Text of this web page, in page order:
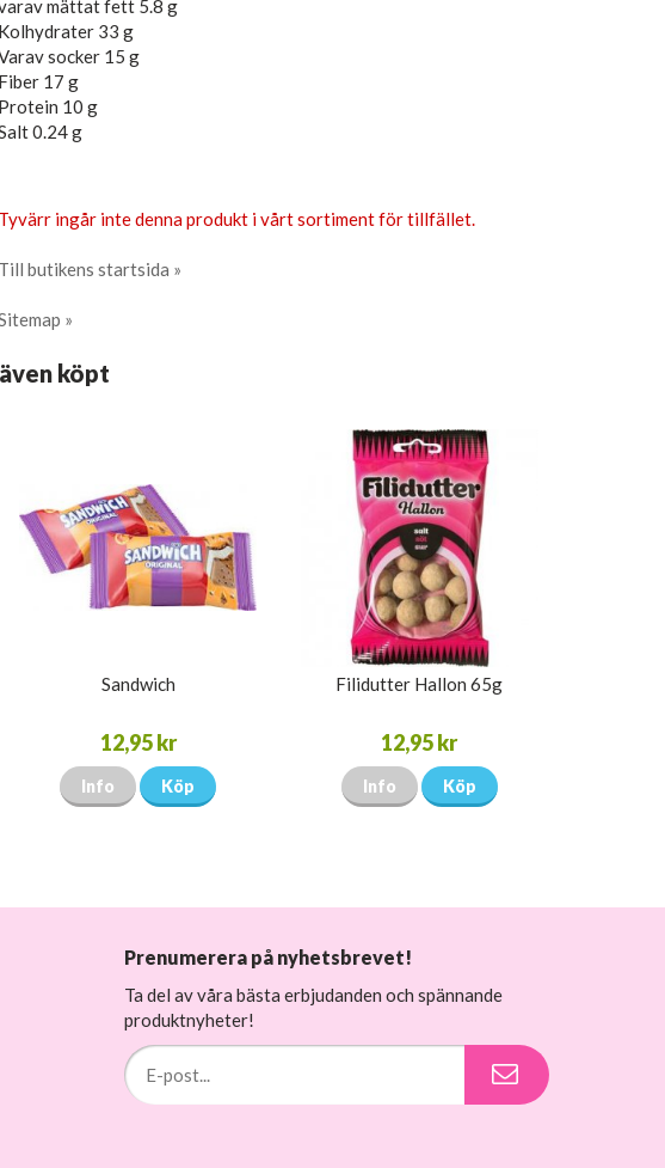
mättat fett 5.8 g
Kolhydrater 33 g
socker 15 g
Fiber 17 g
Protein 10 g
0.24 g
Tyvärr ingår inte denna produkt i vårt sortiment för tillfället.
Till butikens startsida »
»
köpt
Sandwich
12,95 kr
Info Köp
Filidutter Hallon 65g
12,95 kr
Info Köp
Prenumerera på nyhetsbrevet!
Ta del av våra bästa erbjudanden och spännande
produktnyheter!